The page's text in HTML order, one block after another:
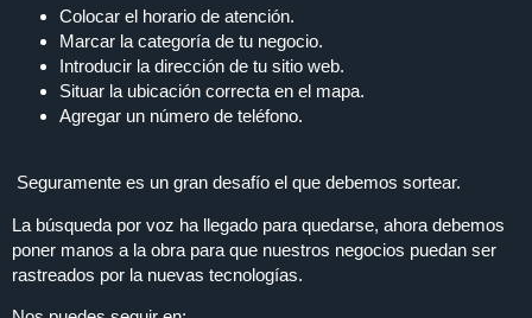
Colocar el horario de atención.
Marcar la categoría de tu negocio.
Introducir la dirección de tu sitio web.
Situar la ubicación correcta en el mapa.
Agregar un número de teléfono.
Seguramente es un gran desafío el que debemos sortear.
La búsqueda por voz ha llegado para quedarse, ahora debemos
poner manos a la obra para que nuestros negocios puedan ser
rastreados por la nuevas tecnologías.